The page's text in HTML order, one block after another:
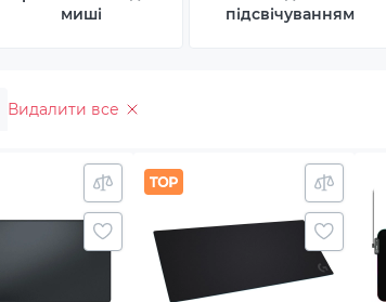
миші
підсвічуванням
Видалити все